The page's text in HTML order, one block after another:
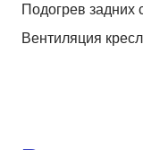
Подогрев задних
Вентиляция